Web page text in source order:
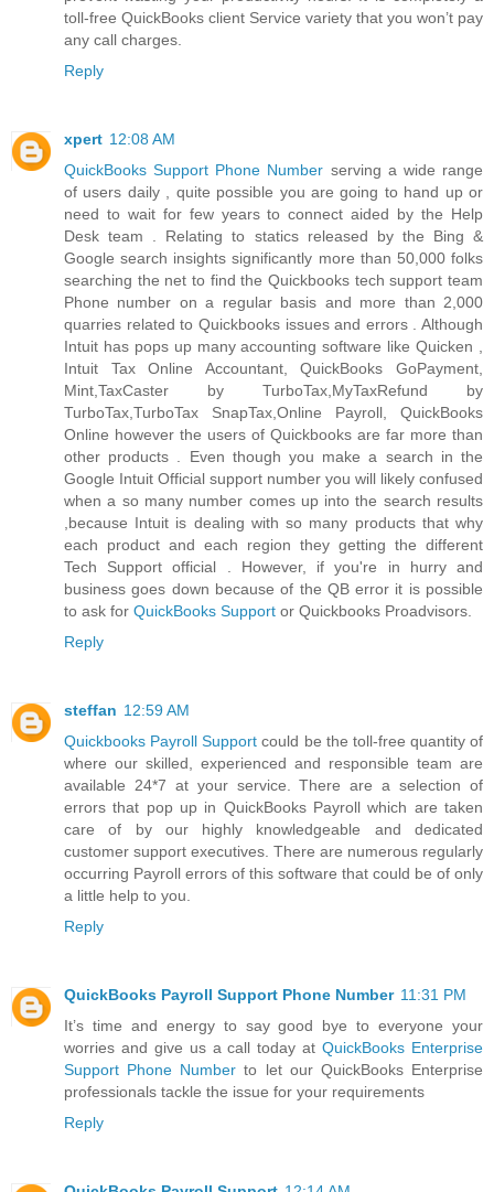
toll-free QuickBooks client Service variety that you won’t pay
any call charges.
Reply
xpert 12:08 AM
QuickBooks Support Phone Number serving a wide range
of users daily , quite possible you are going to hand up or
need to wait for few years to connect aided by the Help
Desk team . Relating to statics released by the Bing &
Google search insights significantly more than 50,000 folks
searching the net to find the Quickbooks tech support team
Phone number on a regular basis and more than 2,000
quarries related to Quickbooks issues and errors . Although
Intuit has pops up many accounting software like Quicken ,
Intuit Tax Online Accountant, QuickBooks GoPayment,
Mint,TaxCaster by TurboTax,MyTaxRefund by
TurboTax,TurboTax SnapTax,Online Payroll, QuickBooks
Online however the users of Quickbooks are far more than
other products . Even though you make a search in the
Google Intuit Official support number you will likely confused
when a so many number comes up into the search results
,because Intuit is dealing with so many products that why
each product and each region they getting the different
Tech Support official . However, if you're in hurry and
business goes down because of the QB error it is possible
to ask for QuickBooks Support or Quickbooks Proadvisors.
Reply
steffan 12:59 AM
Quickbooks Payroll Support could be the toll-free quantity of
where our skilled, experienced and responsible team are
available 24*7 at your service. There are a selection of
errors that pop up in QuickBooks Payroll which are taken
care of by our highly knowledgeable and dedicated
customer support executives. There are numerous regularly
occurring Payroll errors of this software that could be of only
a little help to you.
Reply
QuickBooks Payroll Support Phone Number 11:31 PM
It’s time and energy to say good bye to everyone your
worries and give us a call today atQuickBooks Enterprise
Support Phone Number to let our QuickBooks Enterprise
professionals tackle the issue for your requirements
Reply